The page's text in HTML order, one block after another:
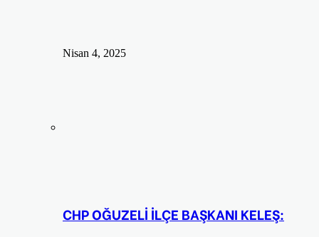
Nisan 4, 2025
CHP OĞUZELİ İLÇE BAŞKANI KELEŞ: